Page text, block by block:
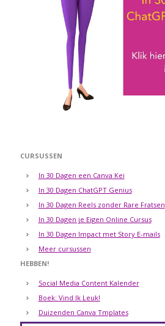
CURSUSSEN
In 30 Dagen een Canva Kei
In 30 Dagen ChatGPT Genius
In 30 Dagen Reels zonder Rare Fratsen
In 30 Dagen je Eigen Online Cursus
In 30 Dagen Impact met Story E-mails
Meer cursussen
HEBBEN!
Social Media Content Kalender
Boek: Vind Ik Leuk!
Duizenden Canva Tmplates